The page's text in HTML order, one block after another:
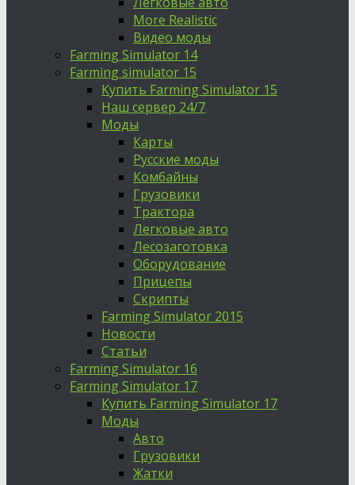
More Realistic
Видео моды
Farming Simulator 14
Farming simulator 15
Купить Farming Simulator 15
Наш сервер 24/7
Моды
Карты
Русские моды
Комбайны
Грузовики
Трактора
Легковые авто
Лесозаготовка
Оборудование
Прицепы
Скрипты
Farming Simulator 2015
Новости
Статьи
Farming Simulator 16
Farming Simulator 17
Купить Farming Simulator 17
Моды
Авто
Грузовики
Жатки